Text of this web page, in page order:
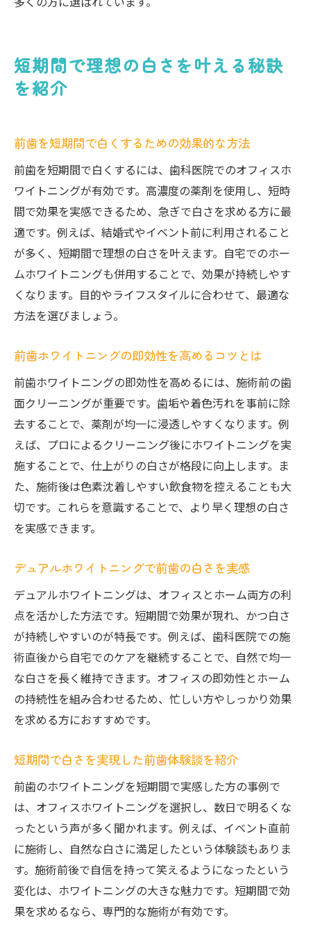
短期間で理想の白さを叶える秘訣
を紹介
前歯を短期間で白くするための効果的な方法
前歯を短期間で白くするには、歯科医院でのオフィスホ
ワイトニングが有効です。高濃度の薬剤を使用し、短時
間で効果を実感できるため、急ぎで白さを求める方に最
適です。例えば、結婚式やイベント前に利用されること
が多く、短期間で理想の白さを叶えます。自宅でのホー
ムホワイトニングも併用することで、効果が持続しやす
くなります。目的やライフスタイルに合わせて、最適な
方法を選びましょう。
前歯ホワイトニングの即効性を高めるコツとは
前歯ホワイトニングの即効性を高めるには、施術前の歯
面クリーニングが重要です。歯垢や着色汚れを事前に除
去することで、薬剤が均一に浸透しやすくなります。例
えば、プロによるクリーニング後にホワイトニングを実
施することで、仕上がりの白さが格段に向上します。ま
た、施術後は色素沈着しやすい飲食物を控えることも大
切です。これらを意識することで、より早く理想の白さ
を実感できます。
デュアルホワイトニングで前歯の白さを実感
デュアルホワイトニングは、オフィスとホーム両方の利
点を活かした方法です。短期間で効果が現れ、かつ白さ
が持続しやすいのが特長です。例えば、歯科医院での施
術直後から自宅でのケアを継続することで、自然で均一
な白さを長く維持できます。オフィスの即効性とホーム
の持続性を組み合わせるため、忙しい方やしっかり効果
を求める方におすすめです。
短期間で白さを実現した前歯体験談を紹介
前歯のホワイトニングを短期間で実感した方の事例で
は、オフィスホワイトニングを選択し、数日で明るくな
ったという声が多く聞かれます。例えば、イベント直前
に施術し、自然な白さに満足したという体験談もありま
す。施術前後で自信を持って笑えるようになったという
変化は、ホワイトニングの大きな魅力です。短期間で効
果を求めるなら、専門的な施術が有効です。